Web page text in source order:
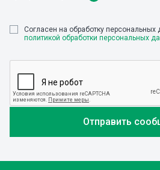
Cогласен на обработку
политикой обработки персональных